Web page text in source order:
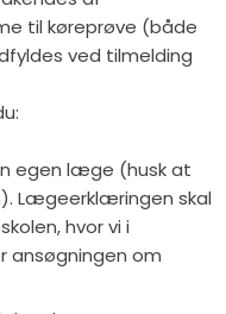
til køreprøve (både
ved tilmelding
egen læge (husk at
Lægeerklæringen skal
hvor vi i
ansøgningen om